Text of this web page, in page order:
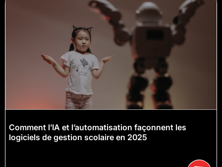
Comment l’IA et l’automatisation façonnent les
logiciels de gestion scolaire en 2025